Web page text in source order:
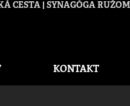
CESTA | SYNAGÓGA
KONTAKT